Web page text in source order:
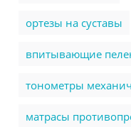
ортезы на суставы
впитывающие
тонометры
матрасы